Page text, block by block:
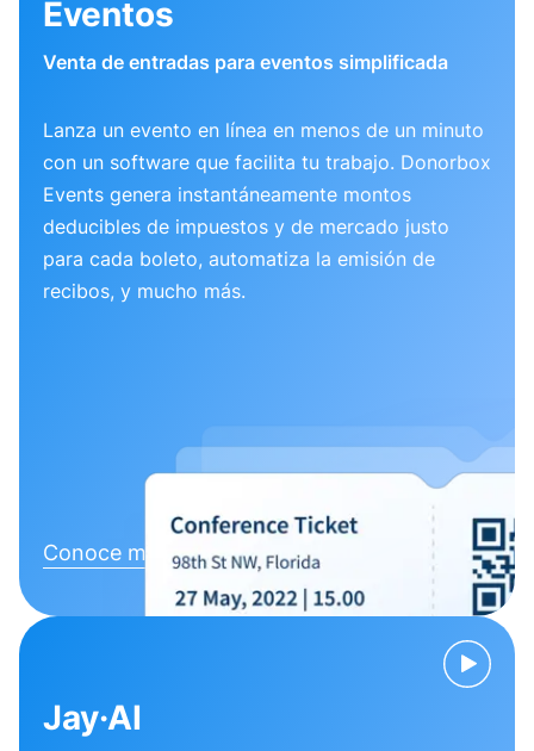
Eventos
Venta de entradas para eventos simplificada
Lanza un evento en línea en menos de un minuto
con un software que facilita tu trabajo. Donorbox
Events genera instantáneamente montos
deducibles de impuestos y de mercado justo
para cada boleto, automatiza la emisión de
recibos, y mucho más.
Conoce más
Jay·AI